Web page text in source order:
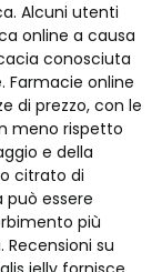
Alcuni utenti
online a causa
conosciuta
online
di prezzo, con le
meno rispetto
e della
citrato di
può essere
più
su